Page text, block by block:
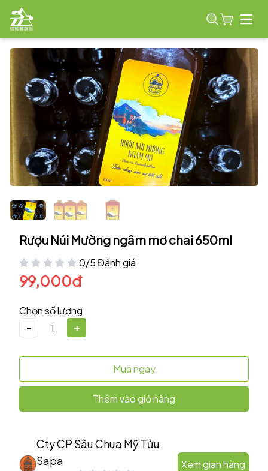
Rượu Núi Mường ngâm mơ chai 650ml
0/5 Đánh giá
99,000đ
Chọn số lượng
-
+
Mua ngay
Thêm vào giỏ hàng
Cty CP Sâu Chua Mỹ Tửu
Sapa
Xem gian hàng